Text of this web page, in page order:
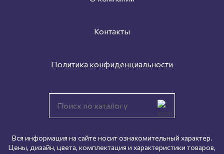
Контакты
Политика конфиденциальности
Вся информация на сайте носит ознакомительный характер.
Цены, дизайн, цвета, комплектация и характеристики товаров,